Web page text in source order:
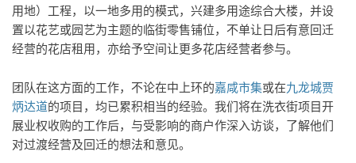
用地）工程，以一地多用的模式，兴建多用途综合大楼，并设
置以花艺或园艺为主题的临街零售铺位，不单让日后有意回迁
经营的花店租用，亦给予空间让更多花店经营者参与。
团队在这方面的工作，不论在中上环的嘉咸市集或在九龙城贾
炳达道的项目，均已累积相当的经验。我们将在洗衣街项目开
展业权收购的工作后，与受影响的商户作深入访谈，了解他们
对过渡经营及回迁的想法和意见。